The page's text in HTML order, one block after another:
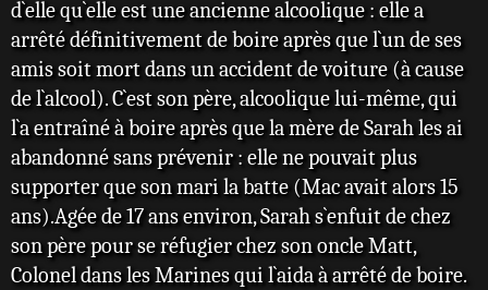
d`elle qu`elle est une ancienne alcoolique : elle a
arrêté définitivement de boire après que l`un de ses
amis soit mort dans un accident de voiture (à cause
de l`alcool). C`est son père, alcoolique lui-même, qui
l`a entraîné à boire après que la mère de Sarah les ai
abandonné sans prévenir : elle ne pouvait plus
supporter que son mari la batte (Mac avait alors 15
ans).Agée de 17 ans environ, Sarah s`enfuit de chez
son père pour se réfugier chez son oncle Matt,
Colonel dans les Marines qui l`aida à arrêté de boire.